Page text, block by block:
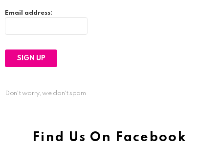
Email address:
Don't worry, we don't spam
Find Us On Facebook